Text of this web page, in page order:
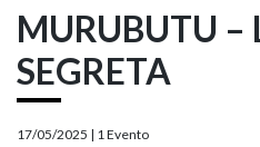
MURUBUTU –
SEGRETA
17/05/2025 | 1 Evento